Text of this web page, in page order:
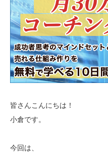
皆さんこんにちは！
小倉です。
今回は、